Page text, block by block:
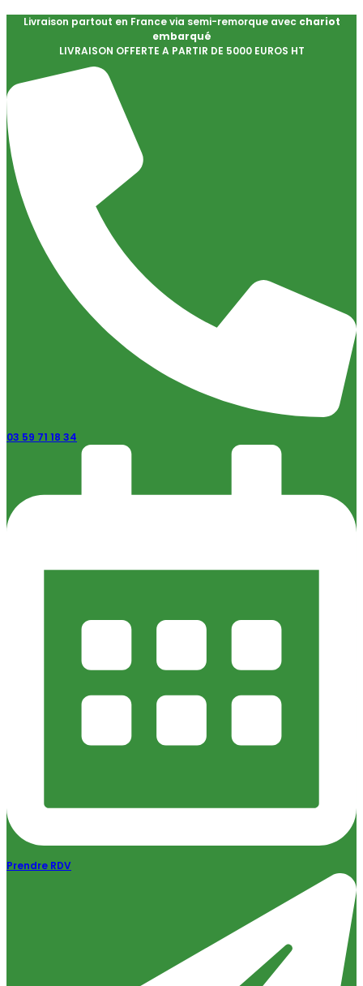
Livraison partout en France via semi-remorque avec chariot
embarqué
LIVRAISON OFFERTE A PARTIR DE 5000 EUROS HT
03 59 71 18 34
Prendre RDV